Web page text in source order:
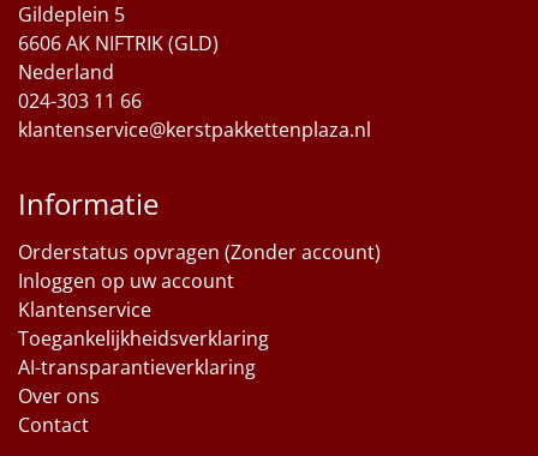
Gildeplein 5
6606 AK NIFTRIK (GLD)
Nederland
024-303 11 66
klantenservice@kerstpakkettenplaza.nl
Informatie
Orderstatus opvragen (Zonder account)
Inloggen op uw account
Klantenservice
Toegankelijkheidsverklaring
AI-transparantieverklaring
Over ons
Contact